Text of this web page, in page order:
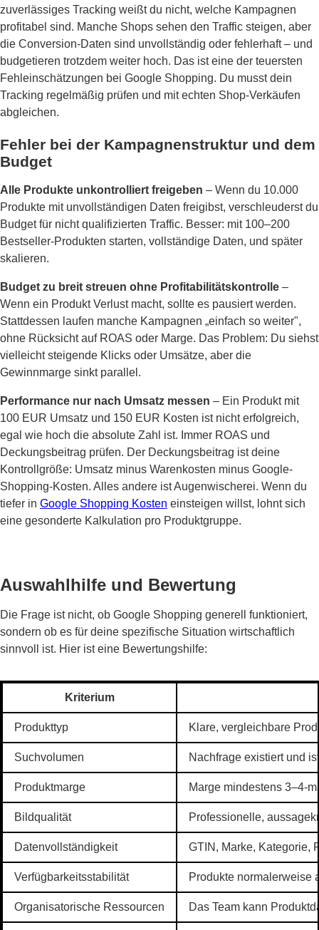
zuverlässiges Tracking weißt du nicht, welche Kampagnen
profitabel sind. Manche Shops sehen den Traffic steigen, aber
die Conversion-Daten sind unvollständig oder fehlerhaft – und
budgetieren trotzdem weiter hoch. Das ist eine der teuersten
Fehleinschätzungen bei Google Shopping. Du musst dein
Tracking regelmäßig prüfen und mit echten Shop-Verkäufen
abgleichen.
Fehler bei der Kampagnenstruktur und dem
Budget
Alle Produkte unkontrolliert freigeben – Wenn du 10.000
Produkte mit unvollständigen Daten freigibst, verschleuderst du
Budget für nicht qualifizierten Traffic. Besser: mit 100–200
Bestseller-Produkten starten, vollständige Daten, und später
skalieren.
Budget zu breit streuen ohne Profitabilitätskontrolle –
Wenn ein Produkt Verlust macht, sollte es pausiert werden.
Stattdessen laufen manche Kampagnen „einfach so weiter",
ohne Rücksicht auf ROAS oder Marge. Das Problem: Du siehst
vielleicht steigende Klicks oder Umsätze, aber die
Gewinnmarge sinkt parallel.
Performance nur nach Umsatz messen – Ein Produkt mit
100 EUR Umsatz und 150 EUR Kosten ist nicht erfolgreich,
egal wie hoch die absolute Zahl ist. Immer ROAS und
Deckungsbeitrag prüfen. Der Deckungsbeitrag ist deine
Kontrollgröße: Umsatz minus Warenkosten minus Google-
Shopping-Kosten. Alles andere ist Augenwischerei. Wenn du
tiefer in Google Shopping Kosten einsteigen willst, lohnt sich
eine gesonderte Kalkulation pro Produktgruppe.
Auswahlhilfe und Bewertung
Die Frage ist nicht, ob Google Shopping generell funktioniert,
sondern ob es für deine spezifische Situation wirtschaftlich
sinnvoll ist. Hier ist eine Bewertungshilfe:
Kriterium
Produkttyp Klare, vergleichbare
Suchvolumen Nachfrage existiert und
Produktmarge Marge mindestens 3–4-
Bildqualität Professionelle,
Datenvollständigkeit GTIN, Marke, Kategorie,
Verfügbarkeitsstabilität Produkte normalerweise
Organisatorische Ressourcen Das Team kann